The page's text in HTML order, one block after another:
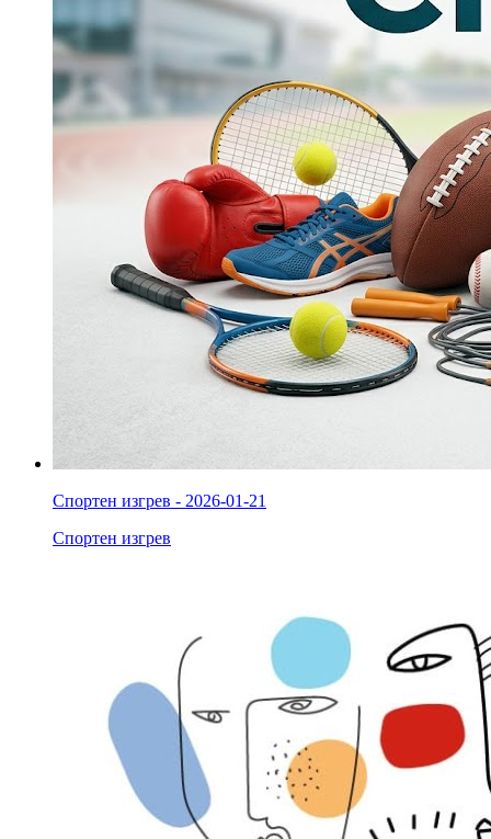
Спортен изгрев - 2026-01-21
Спортен изгрев